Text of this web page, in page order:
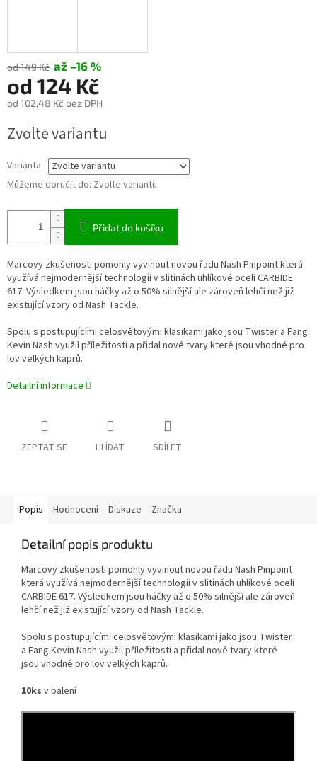
od 149 Kč až –16 %
od 124 Kč
od 102,48 Kč bez DPH
cena:
Zvolte variantu
Varianta
Můžeme doručit do: Zvolte variantu
Přidat do košíku
Marcovy zkušenosti pomohly vyvinout novou řadu Nash Pinpoint která
využívá nejmodernější technologii v slitinách uhlíkové oceli CARBIDE
617. Výsledkem jsou háčky až o 50% silnější ale zároveň lehčí než již
existující vzory od Nash Tackle.
Spolu s postupujícími celosvětovými klasikami jako jsou Twister a Fang
Kevin Nash využil příležitosti a přidal nové tvary které jsou vhodné pro
lov velkých kaprů.
Detailní informace
ZEPTAT SE HLÍDAT SDÍLET
Popis Hodnocení Diskuze Značka
Detailní popis produktu
Marcovy zkušenosti pomohly vyvinout novou řadu Nash Pinpoint
která využívá nejmodernější technologii v slitinách uhlíkové oceli
CARBIDE 617. Výsledkem jsou háčky až o 50% silnější ale zároveň
lehčí než již existující vzory od Nash Tackle.
Spolu s postupujícími celosvětovými klasikami jako jsou Twister
a Fang Kevin Nash využil příležitosti a přidal nové tvary které
jsou vhodné pro lov velkých kaprů.
10ks v balení